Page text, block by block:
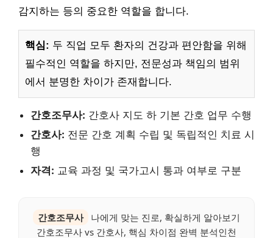
감지하는 등의 중요한 역할을 합니다.
핵심: 두 직업 모두 환자의 건강과 편안함을 위해
필수적인 역할을 하지만, 전문성과 책임의 범위
에서 분명한 차이가 존재합니다.
간호조무사: 간호사 지도 하 기본 간호 업무 수행
간호사: 전문 간호 계획 수립 및 독립적인 치료 시
행
자격: 교육 과정 및 국가고시 통과 여부로 구분
간호조무사
나에게 맞는 진로, 확실하게 알아보기
간호조무사 vs 간호사, 핵심 차이점 완벽 분석인천